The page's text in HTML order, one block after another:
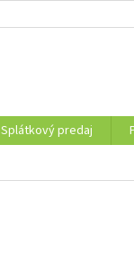
Splátkový predaj